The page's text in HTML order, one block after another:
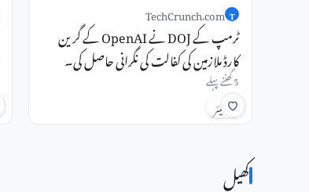
T
TechCrunch.com
ٹرمپ کے DOJ نے OpenAI کے گرین
کارڈ ملازمین کی کفالت کی نگرانی حاصل کی۔
5 گھنٹے پہلے
شیئر
کھیل